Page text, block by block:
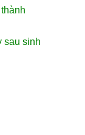
sau sinh